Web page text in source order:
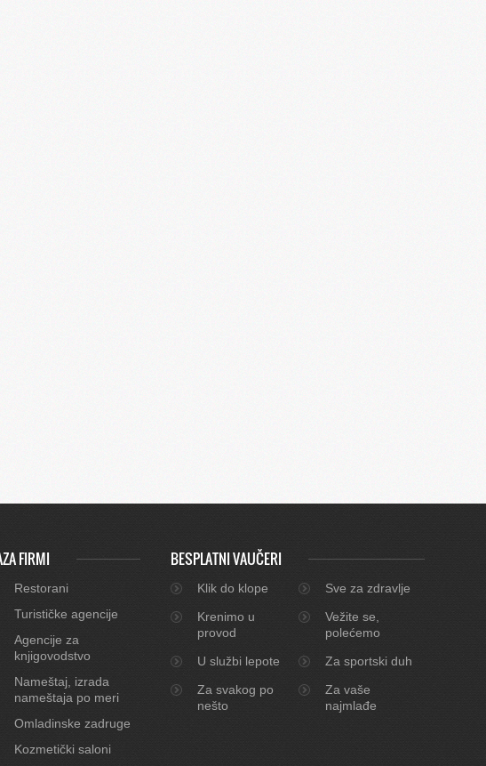
FIRMI
Restorani
Turističke agencije
Agencije za
knjigovodstvo
Nameštaj, izrada
nameštaja po meri
Omladinske zadruge
Kozmetički saloni
BESPLATNI VAUČERI
Klik do klope
Sve za zdravlje
Krenimo u
provod
Vežite se,
polećemo
U službi lepote
Za sportski duh
Za svakog po
nešto
Za vaše
najmlađe